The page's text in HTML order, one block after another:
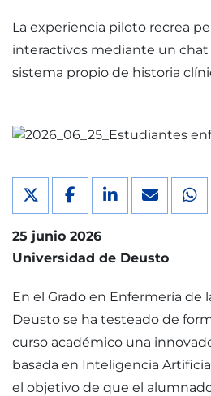
La experiencia piloto recrea
interactivos mediante un chat
sistema propio de historia
25 junio 2026
Universidad de Deusto
En el Grado en Enfermería de
Deusto se ha testeado de
curso académico una
basada en Inteligencia
el objetivo de que el